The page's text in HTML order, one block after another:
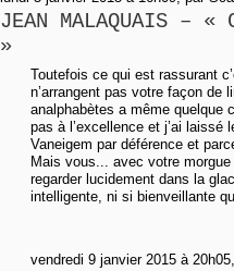
JEAN MALAQUAIS – «
»
Toutefois ce qui est rassurant
n’arrangent pas votre façon de
analphabètes a même quelque
pas à l’excellence et j’ai
Vaneigem par déférence et
Mais vous... avec votre
regarder lucidement dans la
intelligente, ni si bienveillante
vendredi 9 janvier 2015 à